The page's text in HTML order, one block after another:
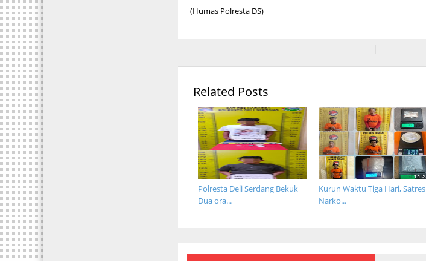
(Humas Polresta DS)
Related Posts
Kurun Waktu Tiga Hari, Satres
Narko...
Polresta Deli Serdang Bekuk
Dua ora...